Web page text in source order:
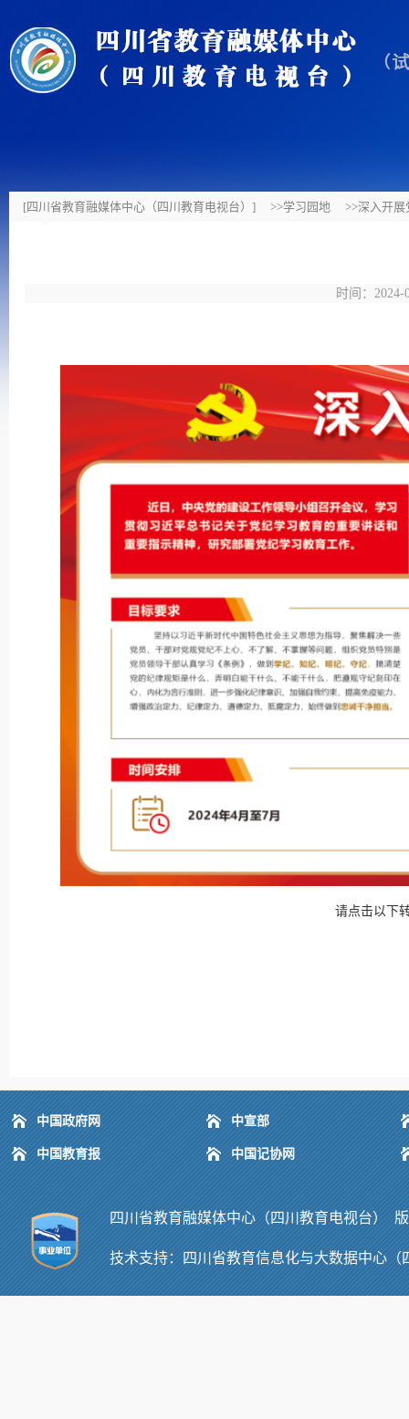
[四川省教育融媒体中心（四川教育电视台）] >>学习园地 >>深入开
时间：
请点击以下
中国政府网 中宣部
中国教育报 中国记协网
四川省教育融媒体中心（四川教育电视台
技术支持： 四川省教育信息化与大数据中心（